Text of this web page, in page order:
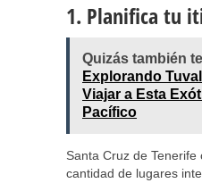
1. Planifica tu
Quizás también
Explorando
Viajar a Esta
Pacífico
Santa Cruz de
cantidad de lugares